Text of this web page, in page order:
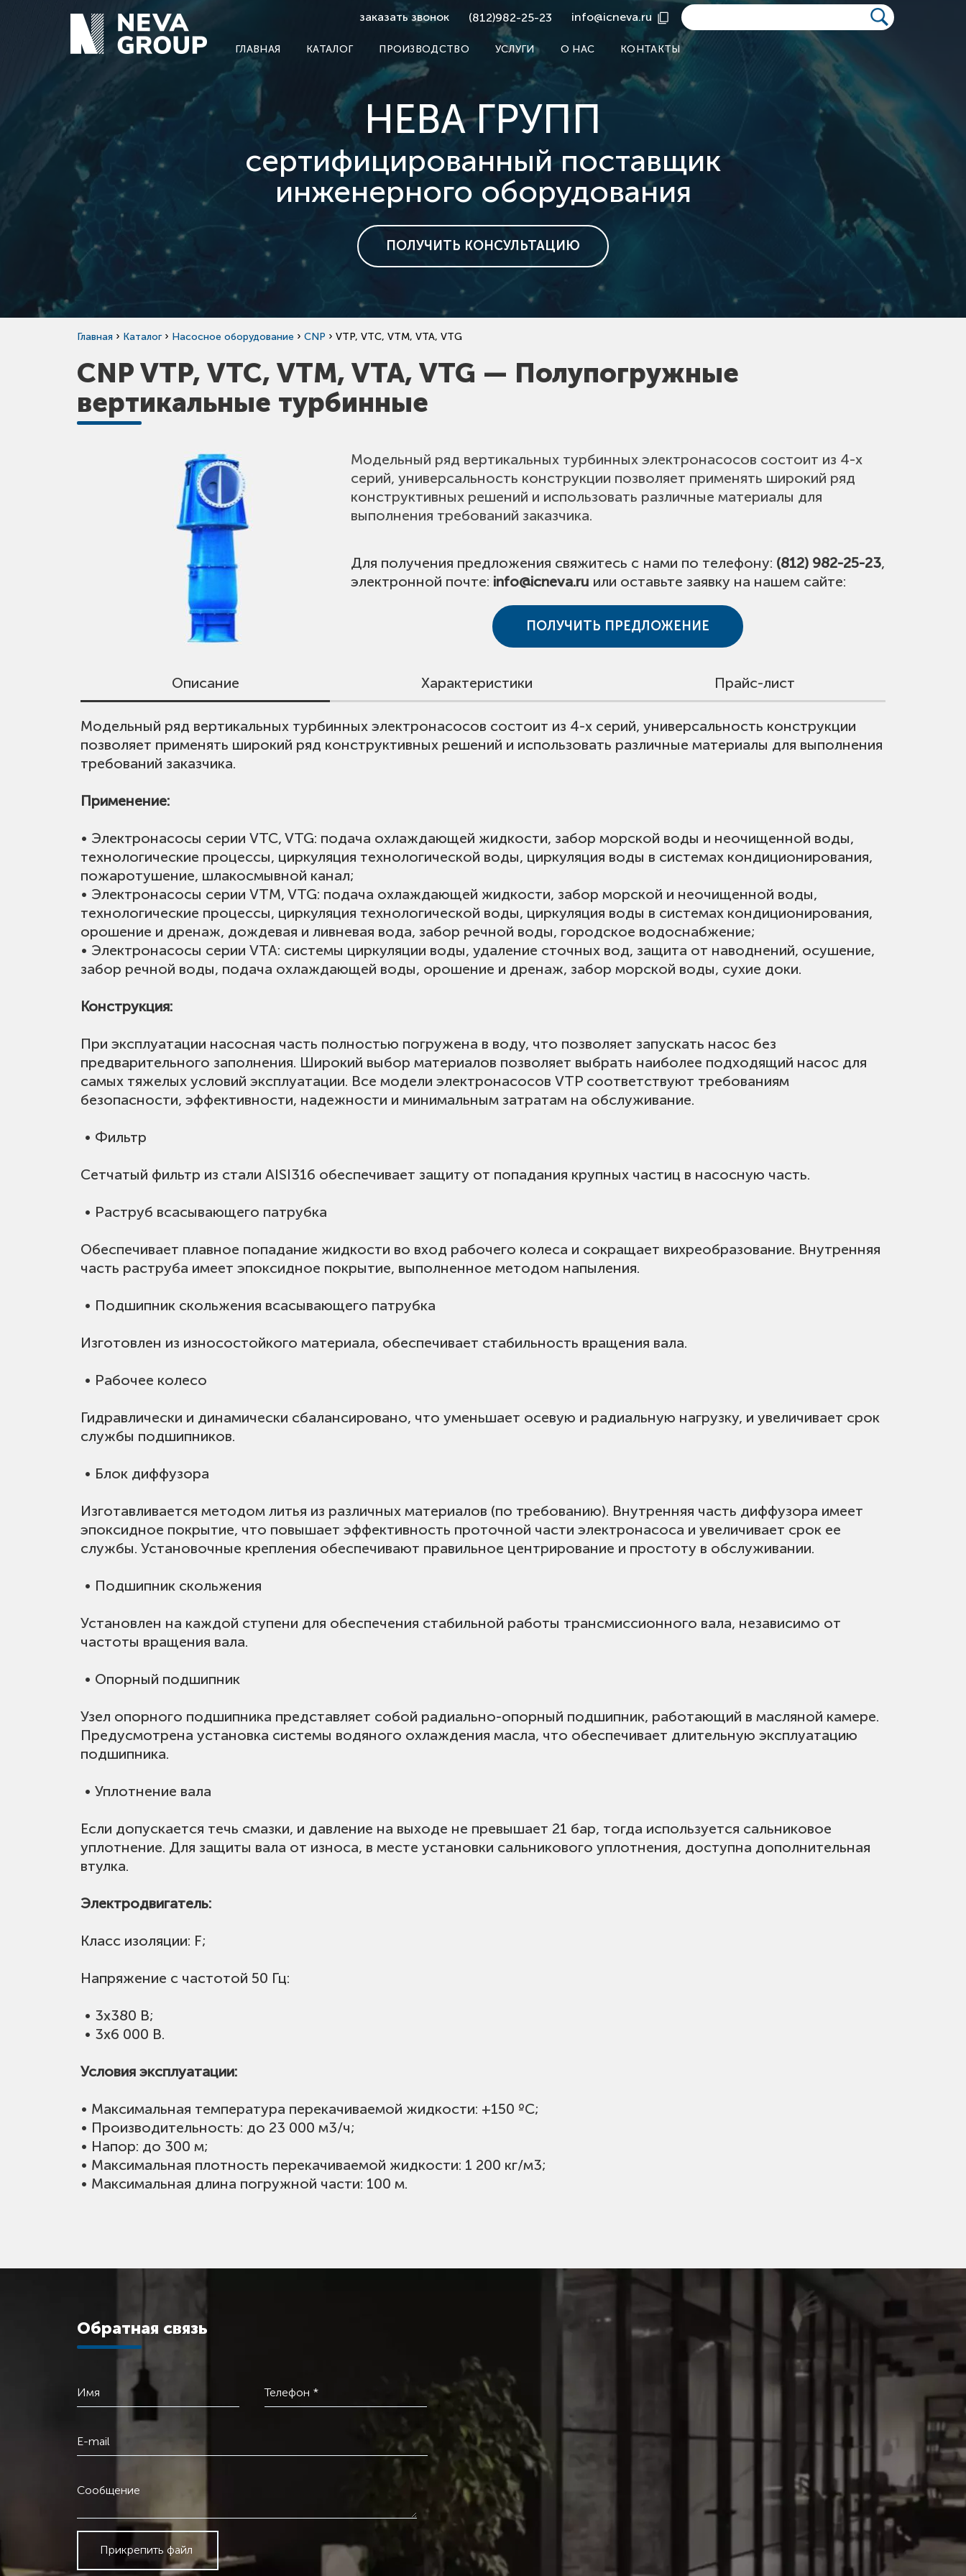
заказать звонок (812)982-25-23 info@icneva.ru
ГЛАВНАЯ КАТАЛОГ ПРОИЗВОДСТВО УСЛУГИ О НАС КОНТАКТЫ
НЕВА ГРУПП
сертифицированный поставщик
инженерного оборудования
ПОЛУЧИТЬ КОНСУЛЬТАЦИЮ
Главная › Каталог › Насосное оборудование › CNP › VTP, VTC, VTM, VTA, VTG
CNP VTP, VTC, VTM, VTA, VTG — Полупогружные
вертикальные турбинные
Модельный ряд вертикальных турбинных электронасосов состоит из 4-х
серий, универсальность конструкции позволяет применять широкий ряд
конструктивных решений и использовать различные материалы для
выполнения требований заказчика.
Для получения предложения свяжитесь с нами по телефону: (812) 982-25-23,
электронной почте: info@icneva.ru или оставьте заявку на нашем сайте:
ПОЛУЧИТЬ ПРЕДЛОЖЕНИЕ
Описание Характеристики Прайс-лист
Модельный ряд вертикальных турбинных электронасосов состоит из 4-х серий, универсальность конструкции
позволяет применять широкий ряд конструктивных решений и использовать различные материалы для выполнения
требований заказчика.
Применение:
• Электронасосы серии VTC, VTG: подача охлаждающей жидкости, забор морской воды и неочищенной воды,
технологические процессы, циркуляция технологической воды, циркуляция воды в системах кондиционирования,
пожаротушение, шлакосмывной канал;
• Электронасосы серии VTM, VTG: подача охлаждающей жидкости, забор морской и неочищенной воды,
технологические процессы, циркуляция технологической воды, циркуляция воды в системах кондиционирования,
орошение и дренаж, дождевая и ливневая вода, забор речной воды, городское водоснабжение;
• Электронасосы серии VTA: системы циркуляции воды, удаление сточных вод, защита от наводнений, осушение,
забор речной воды, подача охлаждающей воды, орошение и дренаж, забор морской воды, сухие доки.
Конструкция:
При эксплуатации насосная часть полностью погружена в воду, что позволяет запускать насос без
предварительного заполнения. Широкий выбор материалов позволяет выбрать наиболее подходящий насос для
самых тяжелых условий эксплуатации. Все модели электронасосов VTP соответствуют требованиям
безопасности, эффективности, надежности и минимальным затратам на обслуживание.
• Фильтр
Сетчатый фильтр из стали AISI316 обеспечивает защиту от попадания крупных частиц в насосную часть.
• Раструб всасывающего патрубка
Обеспечивает плавное попадание жидкости во вход рабочего колеса и сокращает вихреобразование. Внутренняя
часть раструба имеет эпоксидное покрытие, выполненное методом напыления.
• Подшипник скольжения всасывающего патрубка
Изготовлен из износостойкого материала, обеспечивает стабильность вращения вала.
• Рабочее колесо
Гидравлически и динамически сбалансировано, что уменьшает осевую и радиальную нагрузку, и увеличивает срок
службы подшипников.
• Блок диффузора
Изготавливается методом литья из различных материалов (по требованию). Внутренняя часть диффузора имеет
эпоксидное покрытие, что повышает эффективность проточной части электронасоса и увеличивает срок ее
службы. Установочные крепления обеспечивают правильное центрирование и простоту в обслуживании.
• Подшипник скольжения
Установлен на каждой ступени для обеспечения стабильной работы трансмиссионного вала, независимо от
частоты вращения вала.
• Опорный подшипник
Узел опорного подшипника представляет собой радиально-опорный подшипник, работающий в масляной камере.
Предусмотрена установка системы водяного охлаждения масла, что обеспечивает длительную эксплуатацию
подшипника.
• Уплотнение вала
Если допускается течь смазки, и давление на выходе не превышает 21 бар, тогда используется сальниковое
уплотнение. Для защиты вала от износа, в месте установки сальникового уплотнения, доступна дополнительная
втулка.
Электродвигатель:
Класс изоляции: F;
Напряжение с частотой 50 Гц:
• 3х380 В;
• 3х6 000 В.
Условия эксплуатации:
• Максимальная температура перекачиваемой жидкости: +150 ºС;
• Производительность: до 23 000 м3/ч;
• Напор: до 300 м;
• Максимальная плотность перекачиваемой жидкости: 1 200 кг/м3;
• Максимальная длина погружной части: 100 м.
• Диапазон подач:500 м3/ч ~ 54 000 м3/ч;
• Напор:7 м ~ 55 м;
• Температура рабочей среды:
Для просмотра цен скачайте прайс-лист.
Обращаем внимание, что в прайс-листе указаны сметные стоимости.
Для получения предложения со скидкой оставьте заявку или свяжитесь с нами.
ОТКРЫТЬ ПРАЙС ЛИСТ CNP
Обратная связь
Имя Телефон *
E-mail
Сообщение
Прикрепить файл